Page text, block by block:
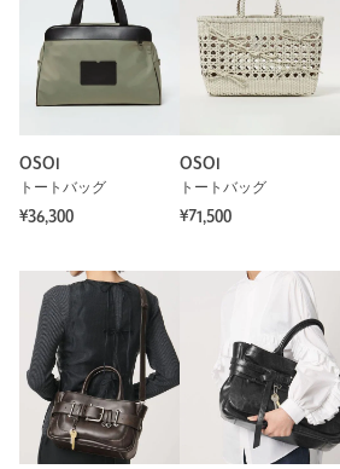
OSOI
トートバッグ
¥36,300
OSOI
トートバッグ
¥71,500